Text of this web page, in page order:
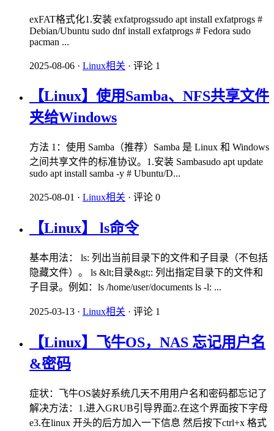
exFAT格式化1.​​安装 exfatprogssudo apt install exfatprogs #
Debian/Ubuntu sudo dnf install exfatprogs # Fedora sudo
pacman ...
2025-08-06 · Linux相关 · 评论 1
【Linux】使用Samba、NFS共享文件
夹给Windows
​方法 1：使用 Samba（推荐）​​Samba 是 Linux 和 Windows
之间共享文件的标准协议。1.安装 Sambasudo apt update
sudo apt install samba -y # Ubuntu/D...
2025-08-01 · Linux相关 · 评论 0
【Linux】 ls命令
基本用法： ls: 列出当前目录下的文件和子目录（不包括
隐藏文件）。 ls &lt;目录&gt;: 列出指定目录下的文件和
子目录。例如：ls /home/user/documents ls -l: ...
2025-03-13 · Linux相关 · 评论 1
【Linux】飞牛OS，NAS 忘记用户名
&密码
症状：飞牛OS装好系统几天不用用户名和密码都忘记了
解决方法：1.进入GRUB引导界面2.在这个界面按下字母
e3.在linux 开头的后方加入一下信息 然后按下ctrl+x 格式